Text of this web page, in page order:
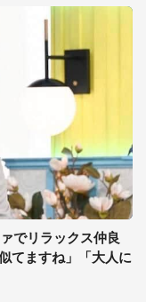
でリラックス仲良
てますね」「大人に